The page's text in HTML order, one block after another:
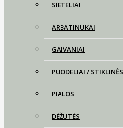
SIETELIAI
ARBATINUKAI
GAIVANIAI
PUODELIAI / STIKLINĖS
PIALOS
DĖŽUTĖS